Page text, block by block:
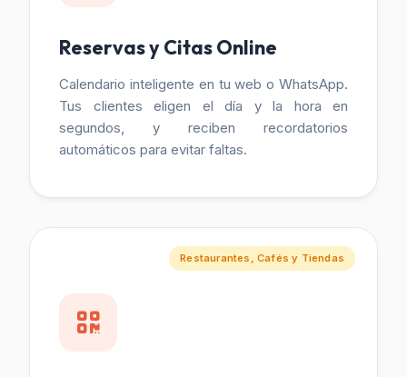
Reservas y Citas Online
Calendario inteligente en tu web o WhatsApp.
Tus clientes eligen el día y la hora en
segundos, y reciben recordatorios
automáticos para evitar faltas.
Restaurantes, Cafés y Tiendas